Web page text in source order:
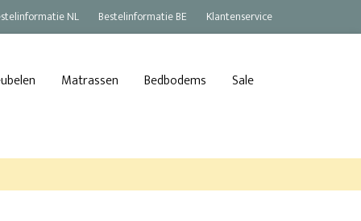
NL Bestelinformatie BE Klantenservice
Matrassen Bedbodems Sale